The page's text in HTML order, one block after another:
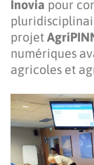
Inovia pour
projet
numériques
agricoles et